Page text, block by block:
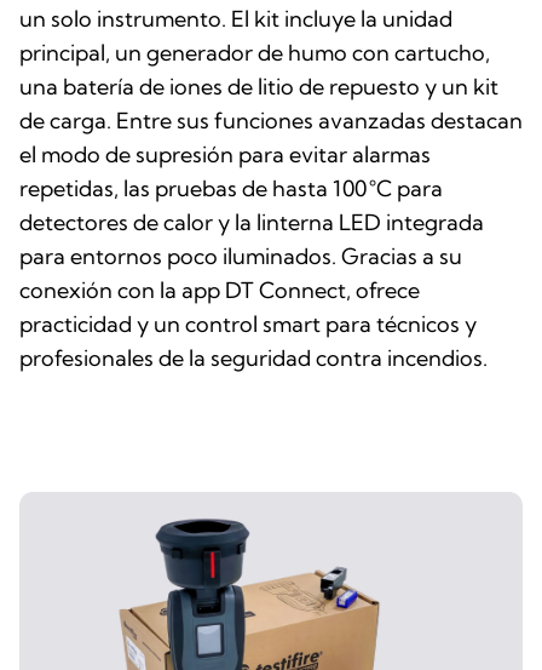
un solo instrumento. El kit incluye la unidad
principal, un generador de humo con cartucho,
una batería de iones de litio de repuesto y un kit
de carga. Entre sus funciones avanzadas destacan
el modo de supresión para evitar alarmas
repetidas, las pruebas de hasta 100 °C para
detectores de calor y la linterna LED integrada
para entornos poco iluminados. Gracias a su
conexión con la app DT Connect, ofrece
practicidad y un control smart para técnicos y
profesionales de la seguridad contra incendios.